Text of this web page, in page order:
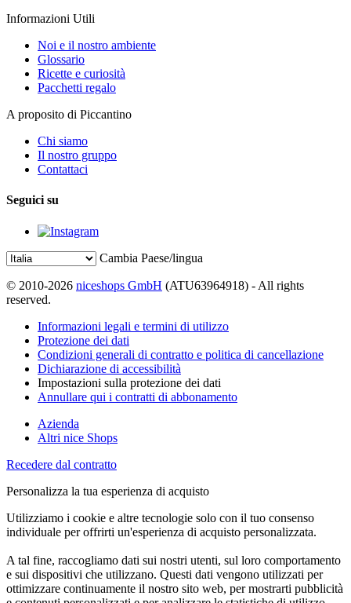
Informazioni Utili
Noi e il nostro ambiente
Glossario
Ricette e curiosità
Pacchetti regalo
A proposito di Piccantino
Chi siamo
Il nostro gruppo
Contattaci
Seguici su
Cambia Paese/lingua
© 2010-2026 niceshops GmbH (ATU63964918) - All rights
reserved.
Informazioni legali e termini di utilizzo
Protezione dei dati
Condizioni generali di contratto e politica di cancellazione
Dichiarazione di accessibilità
Impostazioni sulla protezione dei dati
Annullare qui i contratti di abbonamento
Azienda
Altri nice Shops
Recedere dal contratto
Personalizza la tua esperienza di acquisto
Utilizziamo i cookie e altre tecnologie solo con il tuo consenso
individuale per offrirti un'esperienza di acquisto personalizzata.
A tal fine, raccogliamo dati sui nostri utenti, sul loro comportamento
e sui dispositivi che utilizzano. Questi dati vengono utilizzati per
ottimizzare continuamente il nostro sito web, per mostrarti pubblicità